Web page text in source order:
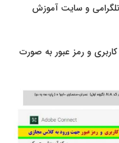
و سایت آموزش
و رمز عبور به صورت